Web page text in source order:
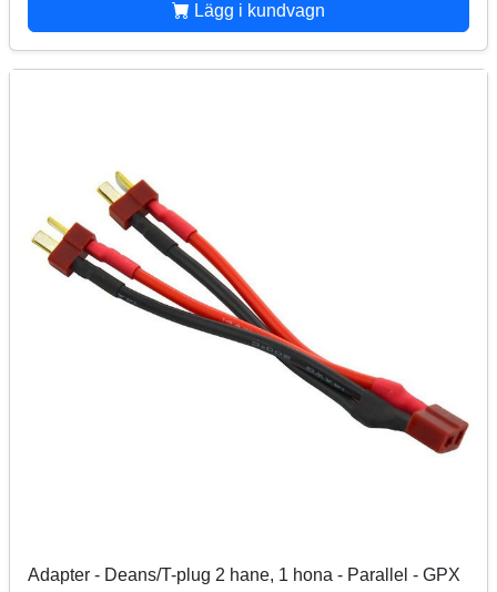
Lägg i kundvagn
Adapter - Deans/T-plug 2 hane, 1 hona - Parallel - GPX